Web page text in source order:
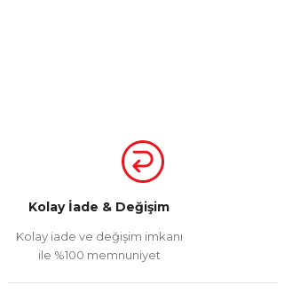
Kolay İade & Değişim
Kolay iade ve değişim imkanı
ile %100 memnuniyet